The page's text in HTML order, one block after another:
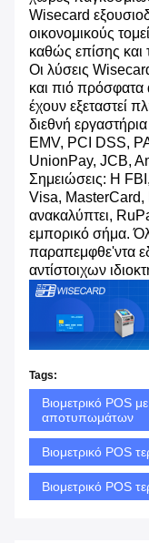
Wisecard
οικονομικούς
καθώς επίσης και
Οι λύσεις
και πιό πρόσφατα
έχουν εξεταστεί
διεθνή
EMV, PCI DSS,
UnionPay, JCB,
Σημειώσεις: Η
Visa, MasterCard,
ανακαλύπτει,
εμπορικό σήμα.
παραπεμφθε'ντα
αντίστοιχων
Tags:
Βιομετρικό POS
αποτυπωμάτων
Βιομετρικό POS
Βιομετρικό POS